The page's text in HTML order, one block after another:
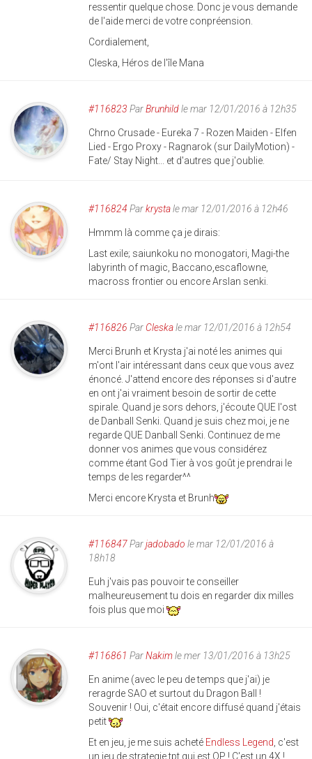
ressentir quelque chose. Donc je vous demande
de l'aide merci de votre conpréension.
Cordialement,
Cleska, Héros de l'île Mana
#116823 ParBrunhildle mar 12/01/2016 à 12h35
Chrno Crusade - Eureka 7 - Rozen Maiden - Elfen
Lied - Ergo Proxy - Ragnarok (sur DailyMotion) -
Fate/ Stay Night... et d'autres que j'oublie.
#116824 Parkrystale mar 12/01/2016 à 12h46
Hmmm là comme ça je dirais:
Last exile; saiunkoku no monogatori, Magi-the
labyrinth of magic, Baccano,escaflowne,
macross frontier ou encore Arslan senki.
#116826 Par Cleskale mar 12/01/2016 à 12h54
Merci Brunh et Krysta j'ai noté les animes qui
m'ont l'air intéressant dans ceux que vous avez
énoncé. J'attend encore des réponses si d'autre
en ont j'ai vraiment besoin de sortir de cette
spirale. Quand je sors dehors, j'écoute QUE l'ost
de Danball Senki. Quand je suis chez moi, je ne
regarde QUE Danball Senki. Continuez de me
donner vos animes que vous considérez
comme étant God Tier à vos goût je prendrai le
temps de les regarder^^
Merci encore Krysta et Brunh
#116847Parjadobado le mar 12/01/2016 à
18h18
Euh j'vais pas pouvoir te conseiller
malheureusement tu dois en regarder dix milles
fois plus que moi
#116861 ParNakimle mer 13/01/2016 à 13h25
En anime (avec le peu de temps que j'ai) je
reragrde SAO et surtout du Dragon Ball !
Souvenir ! Oui, c'était encore diffusé quand j'étais
petit
Et en jeu, je me suis acheté Endless Legend, c'est
un jeu de strategie tpt qui est OP ! C'est un 4X !